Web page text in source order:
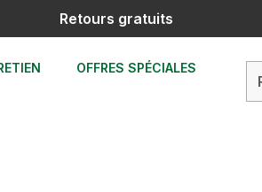
Retours gratuits
OFFRES SPÉCIALES